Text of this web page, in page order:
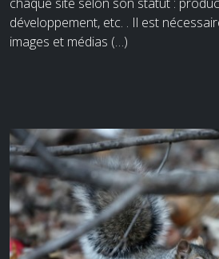
développement, etc. . Il est
images et médias (…)